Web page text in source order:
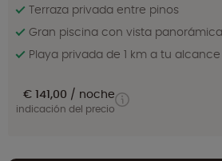
Terraza privada entre pinos
Gran piscina con vista
Playa privada de 1 km a tu alcance
€ 141,00 noche
indicación del precio